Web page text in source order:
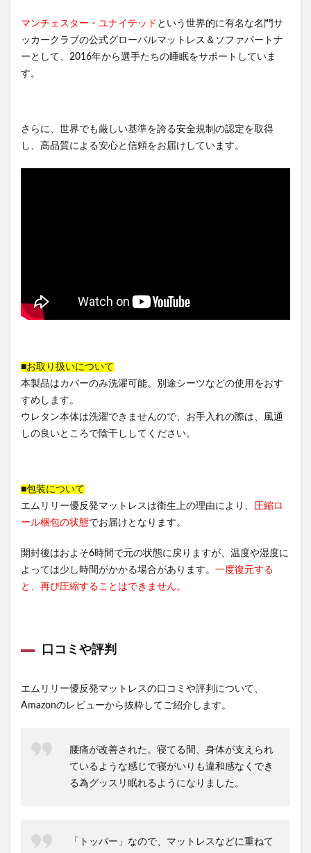
マンチェスター・ユナイテッド という世界的に有名な名門サ
ッカークラブの公式グローバルマットレス＆ソファパートナ
ーとして、2016年から選手たちの睡眠をサポートしていま
す。
さらに、世界でも厳しい基準を誇る安全規制の認定を取得
し、高品質による安心と信頼をお届けしています。
■お取り扱いについて
本製品はカバーのみ洗濯可能。別途シーツなどの使用をおす
すめします。
ウレタン本体は洗濯できませんので、お手入れの際は、風通
しの良いところで陰干ししてください。
■包装について
エムリリー優反発マットレスは衛生上の理由により、 圧縮ロ
ール梱包の状態でお届けとなります。
開封後はおよそ6時間で元の状態に戻りますが、温度や湿度に
よっては少し時間がかかる場合があります。 一度復元する
と、再び圧縮することはできません。
口コミや評判
エムリリー優反発マットレスの口コミや評判について、
Amazonのレビューから抜粋してご紹介します。
腰痛が改善された。寝てる間、身体が支えられ
ているような感じで寝がいりも違和感なくでき
る為グッスリ眠れるようになりました。
「トッパー」なので、マットレスなどに重ねて